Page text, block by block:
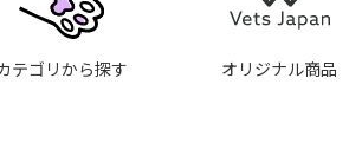
テゴリから探す オリジナル商品